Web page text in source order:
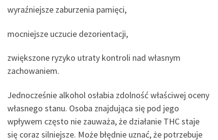
wyraźniejsze zaburzenia pamięci,
mocniejsze uczucie dezorientacji,
zwiększone ryzyko utraty kontroli nad własnym
zachowaniem.
Jednocześnie alkohol osłabia zdolność właściwej oceny
własnego stanu. Osoba znajdująca się pod jego
wpływem często nie zauważa, że działanie THC staje
się coraz silniejsze. Może błędnie uznać, że potrzebuje